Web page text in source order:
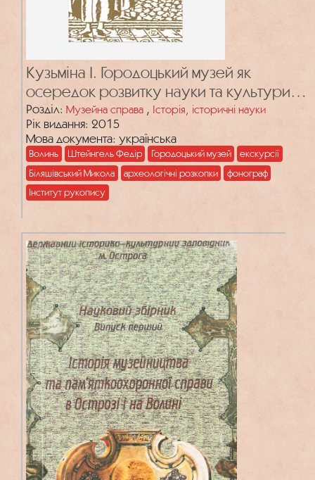
Кузьміна І. Городоцький музей як
осередок розвитку науки та культури
на Волині
Розділ: Музейна справа , Історія, історичні науки
Рік видання: 2015
Мова документа: українська
Волинь Штейнгель Федір Городоцький музей
екскурсії
Біляшівський Микола
археологічні розкопки
фонограф
Інститут рукопису